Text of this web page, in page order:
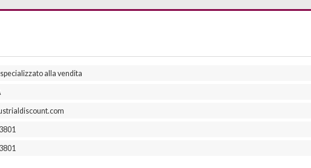
alla vendita